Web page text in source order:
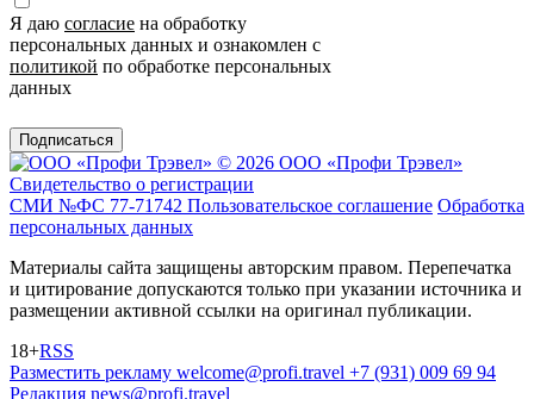
Я даю согласие на обработку
персональных данных и ознакомлен с
политикой по обработке персональных
данных
Подписаться
© 2026 ООО «Профи Трэвeл»
Свидетельство о регистрации
СМИ №ФС 77-71742 Пользовательское соглашение Обработка
персональных данных
Материалы сайта защищены авторским правом. Перепечатка
и цитирование допускаются только при указании источника и
размещении активной ссылки на оригинал публикации.
18+RSS
Разместить рекламу welcome@profi.travel +7 (931) 009 69 94
Редакция news@profi.travel